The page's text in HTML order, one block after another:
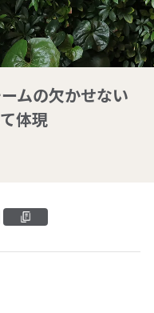
シングの
わせ
ムの欠かせない
体現
でシェアする
Xでシェアする